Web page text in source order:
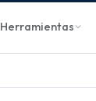
Herramientas